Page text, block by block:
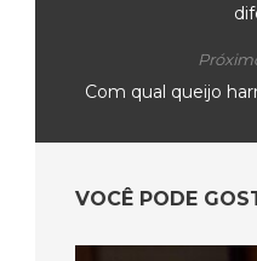
Com qual queijo
VOCÊ PODE